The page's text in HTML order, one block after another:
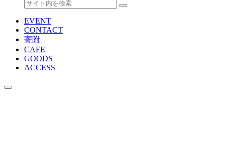
EVENT
CONTACT
寄附
CAFE
GOODS
ACCESS